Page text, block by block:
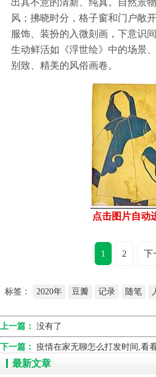
风；拂晓时分，格子窗和门户敞
服饰、装扮的入微刻画，下意识
生动鲜活如《浮世绘》中的场景
别致、精美的风俗画卷。
点击图片自动
1 2 下
标签： 2020年 豆瓣 记录 随笔
上一篇： 没有了
下一篇： 疫情在家无聊怎么打发时间,看
最新文章